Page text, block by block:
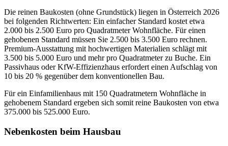
Die reinen Baukosten (ohne Grundstück) liegen in Österreich 2026
bei folgenden Richtwerten: Ein einfacher Standard kostet etwa
2.000 bis 2.500 Euro pro Quadratmeter Wohnfläche. Für einen
gehobenen Standard müssen Sie 2.500 bis 3.500 Euro rechnen.
Premium-Ausstattung mit hochwertigen Materialien schlägt mit
3.500 bis 5.000 Euro und mehr pro Quadratmeter zu Buche. Ein
Passivhaus oder KfW-Effizienzhaus erfordert einen Aufschlag von
10 bis 20 % gegenüber dem konventionellen Bau.
Für ein Einfamilienhaus mit 150 Quadratmetern Wohnfläche in
gehobenem Standard ergeben sich somit reine Baukosten von etwa
375.000 bis 525.000 Euro.
Nebenkosten beim Hausbau